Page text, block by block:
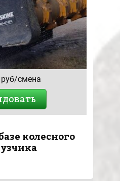
смена
колесного